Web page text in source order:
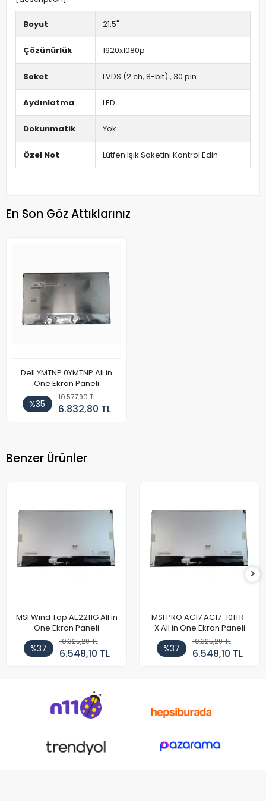
Boyut 21.5"
Çözünürlük 1920x1080p
Soket LVDS (2 ch, 8-bit) , 30 pin
Aydınlatma LED
Dokunmatik Yok
Özel Not Lütfen Işık Soketini Kontrol Edin
En Son Göz Attıklarınız
Dell YMTNP 0YMTNP All in
One Ekran Paneli
%35
10.577,90 TL
6.832,80 TL
Benzer Ürünler
MSI Wind Top AE2211G All in
One Ekran Paneli
%37
10.325,29 TL
6.548,10 TL
MSI PRO AC17 AC17-101TR-
X All in One Ekran Paneli
%37
10.325,29 TL
6.548,10 TL